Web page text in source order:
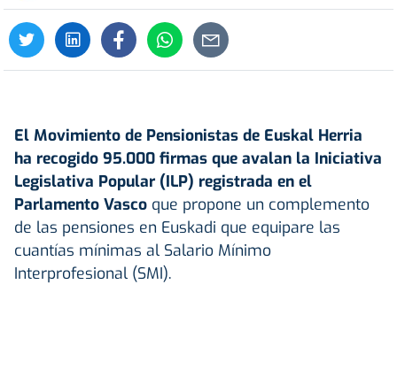
El Movimiento de Pensionistas de Euskal Herria
ha recogido 95.000 firmas que avalan la Iniciativa
Legislativa Popular (ILP) registrada en el
Parlamento Vasco que propone un complemento
de las pensiones en Euskadi que equipare las
cuantías mínimas al Salario Mínimo
Interprofesional (SMI).